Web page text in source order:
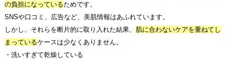
の負担になっているためです。
SNSや口コミ、広告など、美肌情報はあふれています。
しかし、それらを断片的に取り入れた結果、
肌に合わないケアを重ねてし
まっているケースは少なくありません。
・洗いすぎて乾燥している